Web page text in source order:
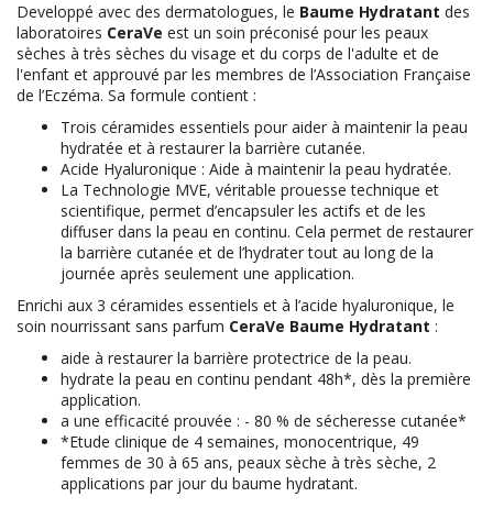
Developpé avec des dermatologues, le Baume Hydratant des
laboratoires CeraVe est un soin préconisé pour les peaux
sèches à très sèches du visage et du corps de l'adulte et de
l'enfant et approuvé par les membres de l’Association Française
de l’Eczéma. Sa formule contient :
Trois céramides essentiels pour aider à maintenir la peau
hydratée et à restaurer la barrière cutanée.
Acide Hyaluronique : Aide à maintenir la peau hydratée.
La Technologie MVE, véritable prouesse technique et
scientifique, permet d’encapsuler les actifs et de les
diffuser dans la peau en continu. Cela permet de restaurer
la barrière cutanée et de l’hydrater tout au long de la
journée après seulement une application.
Enrichi aux 3 céramides essentiels et à l’acide hyaluronique, le
soin nourrissant sans parfum CeraVe Baume Hydratant :
aide à restaurer la barrière protectrice de la peau.
hydrate la peau en continu pendant 48h*, dès la première
application.
a une efficacité prouvée : - 80 % de sécheresse cutanée*
*Etude clinique de 4 semaines, monocentrique, 49
femmes de 30 à 65 ans, peaux sèche à très sèche, 2
applications par jour du baume hydratant.